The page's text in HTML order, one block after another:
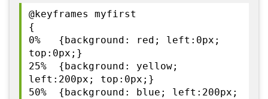
@keyframes myfirst
{
0% {background: red; left:0px;
top:0px;}
25% {background: yellow;
left:200px; top:0px;}
50% {background: blue; left:200px;